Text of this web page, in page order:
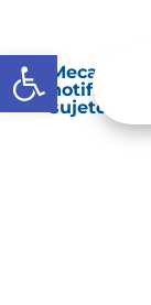
Abrir barra de
sujeto